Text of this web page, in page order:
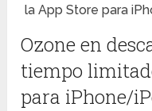
la App Store para
Ozone en
tiempo
para iPhone/